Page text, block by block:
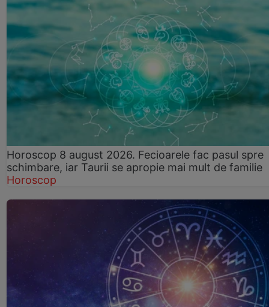
Horoscop 8 august 2026. Fecioarele fac pasul spre
schimbare, iar Taurii se apropie mai mult de familie
Horoscop